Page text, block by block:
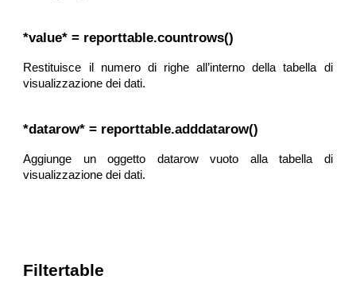
*value* = reporttable.countrows()
Restituisce il numero di righe all’interno della tabella di
visualizzazione dei dati.
*datarow* = reporttable.adddatarow()
Aggiunge un oggetto datarow vuoto alla tabella di
visualizzazione dei dati.
Filtertable